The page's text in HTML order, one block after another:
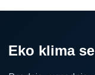
Eko klima